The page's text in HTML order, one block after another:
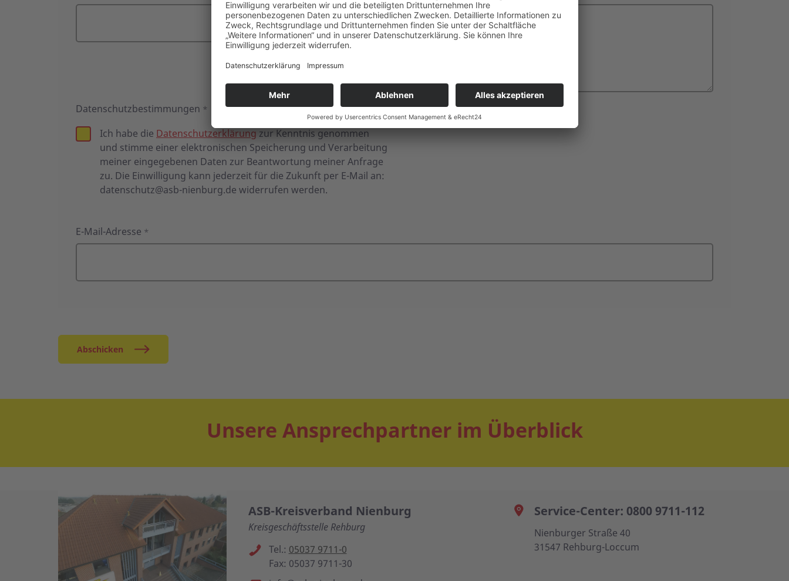
Datenschutzbestimmungen *
Ich habe die Datenschutzerklärung zur Kenntnis genommen
und stimme einer elektronischen Speicherung und Verarbeitung
meiner eingegebenen Daten zur Beantwortung meiner Anfrage
zu. Die Einwilligung kann jederzeit für die Zukunft per E-Mail an:
datenschutz@asb-nienburg.de widerrufen werden.
E-Mail-Adresse *
Abschicken
Unsere Ansprechpartner im Überblick
ASB-Kreisverband Nienburg
Kreisgeschäftsstelle Rehburg
Tel.: 05037 9711-0
Fax: 05037 9711-30
Service-Center: 0800 9711-112
Nienburger Straße 40
31547 Rehburg-Loccum